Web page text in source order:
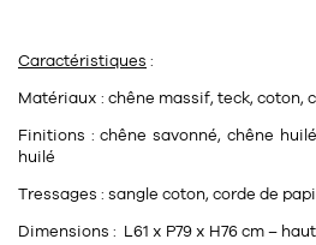
accessoire
Caractéristiques :
Matériaux : chêne massif, teck, coton,
Finitions : chêne savonné, chêne
huilé
Tressages : sangle coton, corde de
Dimensions : L61 x P79 x H76 cm –